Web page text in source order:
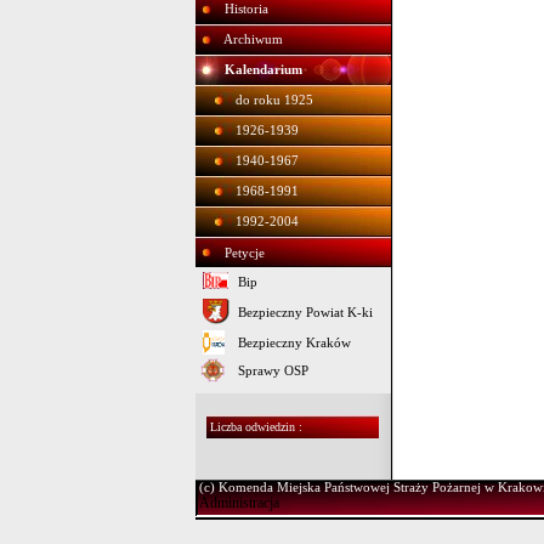
Historia
Archiwum
Kalendarium
do roku 1925
1926-1939
1940-1967
1968-1991
1992-2004
Petycje
Bip
Bezpieczny Powiat K-ki
Bezpieczny Kraków
Sprawy OSP
Liczba odwiedzin :
(c) Komenda Miejska Państwowej Straży Pożarnej w
Administracja